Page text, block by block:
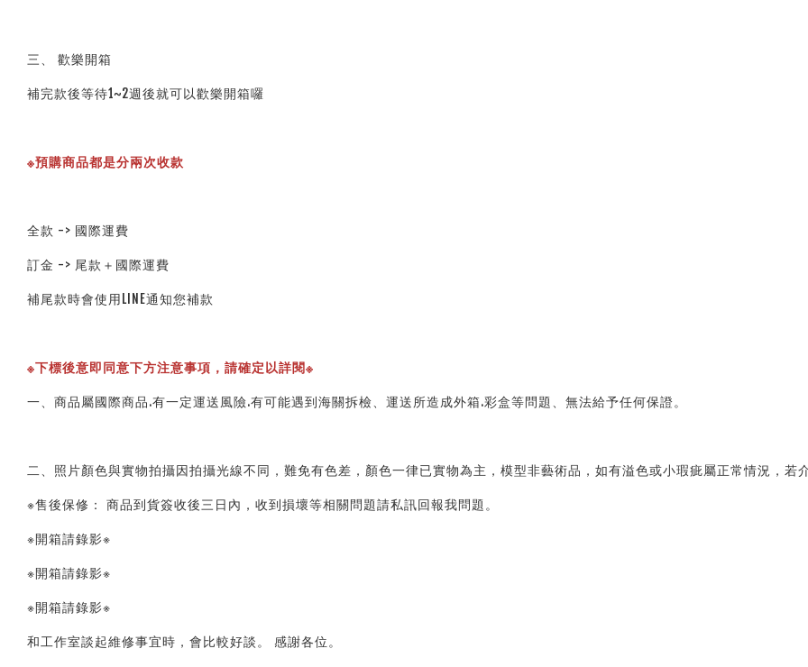
三、 歡樂開箱
補完款後等待1~2週後就可以歡樂開箱囉
※預購商品都是分兩次收款
全款 -> 國際運費
訂金 -> 尾款＋國際運費
補尾款時會使用LINE通知您補款
※下標後意即同意下方注意事項，請確定以詳閱※
一、商品屬國際商品.有一定運送風險.有可能遇到海關拆檢、運送所造成外箱.彩盒等問題、無法給予任何保證。
二、照片顏色與實物拍攝因拍攝光線不同，難免有色差，顏色一律已實物為主，模型非藝術品，如有溢色或小瑕疵屬正常情況，若
※售後保修： 商品到貨簽收後三日內，收到損壞等相關問題請私訊回報我問題。
※開箱請錄影※
※開箱請錄影※
※開箱請錄影※
和工作室談起維修事宜時，會比較好談。 感謝各位。